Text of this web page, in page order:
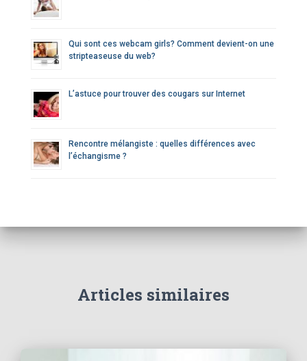
Qui sont ces webcam girls? Comment devient-on une
stripteaseuse du web?
L’astuce pour trouver des cougars sur Internet
Rencontre mélangiste : quelles différences avec
l’échangisme ?
Articles similaires